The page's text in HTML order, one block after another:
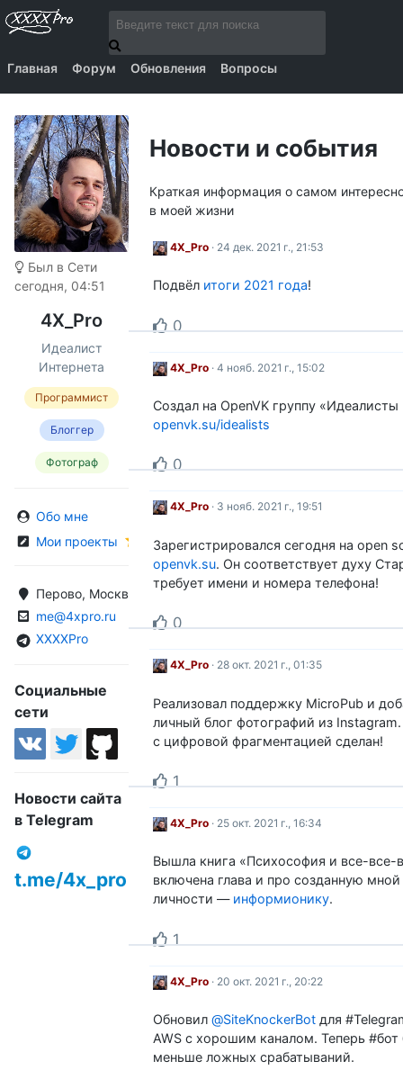
Главная Форум Обновления Вопросы
Был в Сети
сегодня, 04:51
4X_Pro
Идеалист
Интернета
Программист
Блоггер
Фотограф
Обо мне
Мои проекты
Перово, Москва, Россия
me@4xpro.ru
XXXXPro
Социальные
сети
Новости сайта
в Telegram
t.me/4x_pro
Новости и события
Краткая информация о самом
в моей жизни
4X_Pro · 24 дек. 2021 г., 21:53
Подвёл итоги 2021 года!
0
4X_Pro · 4 нояб. 2021 г., 15:02
Создал на OpenVK группу «Идеалисты
openvk.su/idealists
0
4X_Pro · 3 нояб. 2021 г., 19:51
Зарегистрировался сегодня на open
openvk.su. Он соответствует духу
требует имени и номера телефона!
0
4X_Pro · 28 окт. 2021 г., 01:35
Реализовал поддержку MicroPub и
личный блог фотографий из
с цифровой фрагментацией сделан!
1
4X_Pro · 25 окт. 2021 г., 16:34
Вышла книга «Психософия и все-все-
включена глава и про созданную
личности — информионику.
1
4X_Pro · 20 окт. 2021 г., 20:22
Обновил @SiteKnockerBot для
AWS с хорошим каналом. Теперь #бот
меньше ложных срабатываний.